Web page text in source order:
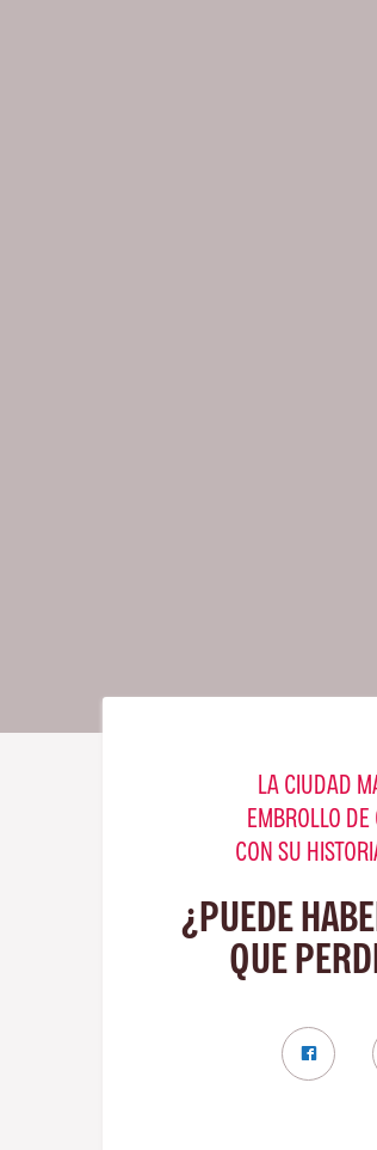
LA CIUDAD
EMBROLLO
CON SU
¿PUEDE
QUE